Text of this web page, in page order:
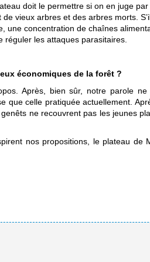
doit le permettre si on en juge
vieux arbres et des arbres morts.
une concentration de chaînes
les attaques parasitaires.
économiques de la forêt ?
Après, bien sûr, notre parole
que celle pratiquée actuellement.
ne recouvrent pas les jeunes
nos propositions, le plateau de